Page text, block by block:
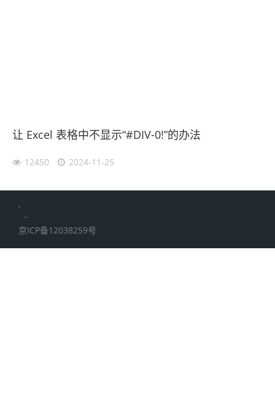
让 Excel 表格中不显示“#DIV-0!”的办法
12450 2024-11-25
京ICP备12038259号